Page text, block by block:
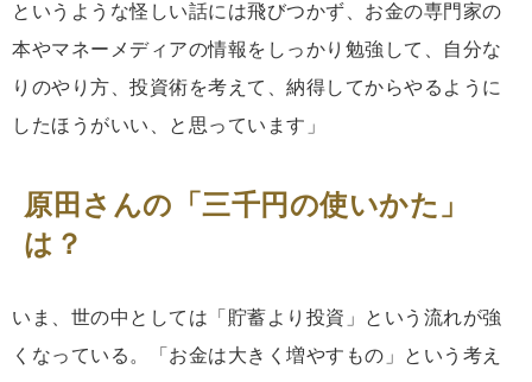
というような怪しい話には飛びつかず、お金の専門家の
本やマネーメディアの情報をしっかり勉強して、自分な
りのやり方、投資術を考えて、納得してからやるように
したほうがいい、と思っています」
原田さんの「三千円の使いかた」
は？
いま、世の中としては「貯蓄より投資」という流れが強
くなっている。「お金は大きく増やすもの」という考え